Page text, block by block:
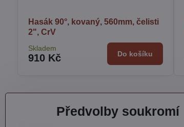
Hasák 90°, kovaný, 560mm, čelisti
2", CrV
Skladem
910 Kč Do košíku
Předvolby soukromí